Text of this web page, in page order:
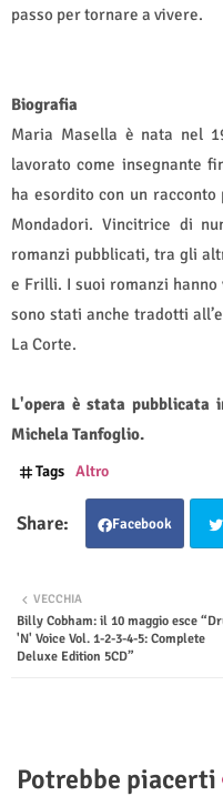
passo per tornare a vivere.
Biografia
Maria Masella è nata nel
lavorato come insegnante
ha esordito con un
Mondadori. Vincitrice di
romanzi pubblicati, tra gli
e Frilli. I suoi romanzi
sono stati anche tradotti
La Corte.
L'opera è stata pubblicata
Michela Tanfoglio.
Tags Altro
Facebook
VECCHIA
Billy Cobham: il 10 maggio esce
'N' Voice Vol. 1-2-3-4-5: Complete
Deluxe Edition 5CD”
Potrebbe piacerti